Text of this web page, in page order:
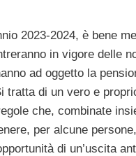
2023-2024, è bene
in vigore delle
ad oggetto la
tratta di un vero e
che, combinate
per alcune
di un’uscita